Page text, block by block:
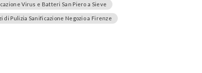
Virus e Batteri San Piero a Sieve
di Pulizia Sanificazione Negozio a Firenze